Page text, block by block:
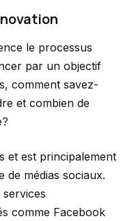
le processus
par un objectif
comment savez-
et combien de
et est principalement
médias sociaux.
comme Facebook